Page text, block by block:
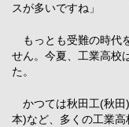
スが多いですね」
もっとも受難の時代
せん。今夏、工業高校
た。
かつては秋田工(秋田
本)など、多くの工業